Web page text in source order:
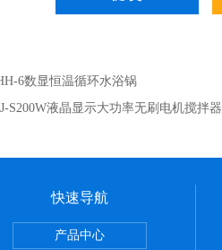
6数显恒温循环水浴锅
S200W液晶显示大功率无刷电机搅拌器
快速导航
产品中心